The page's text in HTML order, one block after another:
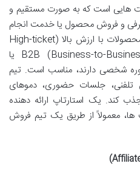
هایی است که به صورت مستقیم و
معرفی و فروش محصول یا خدمت انجام
می شود. این کانال به ویژه برای محصولات با ارزش بالا (High-ticket
items)، محصولات پیچیده B2B (Business-to-Business) یا
شخصی دارند، مناسب است. تیم
جلسات حضوری، دموهای
کند. یک استارتاپ ارائه دهنده
ها، معمولاً از طریق یک تیم فروش